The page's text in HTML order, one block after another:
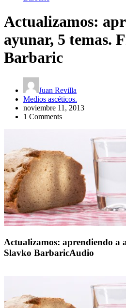
Actualizamos:
ayunar, 5 temas.
Barbaric
Juan Revilla
Medios ascéticos.
noviembre 11, 2013
1 Comments
Actualizamos: aprendiendo a
Slavko BarbaricAudio